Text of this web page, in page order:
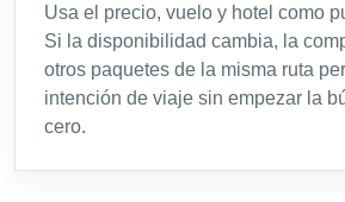
Usa el precio, vuelo y hotel como
Si la disponibilidad cambia, la
otros paquetes de la misma ruta
intención de viaje sin empezar la
cero.